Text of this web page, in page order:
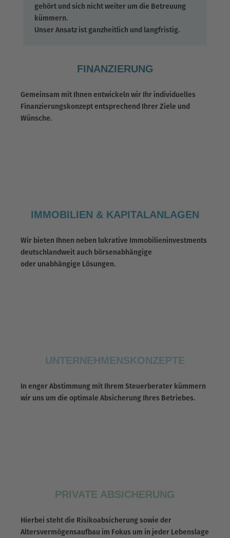
gehört und sich nicht weiter um die Betreuung
kümmern.
Unser Ansatz ist ganzheitlich und langfristig.
FINANZIERUNG
Gemeinsam mit Ihnen entwickeln wir Ihr individuelles
Finanzierungskonzept entsprechend Ihrer Ziele und
Wünsche.
IMMOBILIEN & KAPITALANLAGEN
Wir bieten Ihnen neben lukrative Immobilieninvestments
deutschlandweit auch börsenabhängige
oder unabhängige Lösungen.
UNTERNEHMENSKONZEPTE
In enger Abstimmung mit Ihrem Steuerberater kümmern
wir uns um die optimale Absicherung Ihres Betriebes.
PRIVATE ABSICHERUNG
Hierbei steht die Risikoabsicherung sowie der
Altersvermögensaufbau im Fokus um in jeder Lebenslage